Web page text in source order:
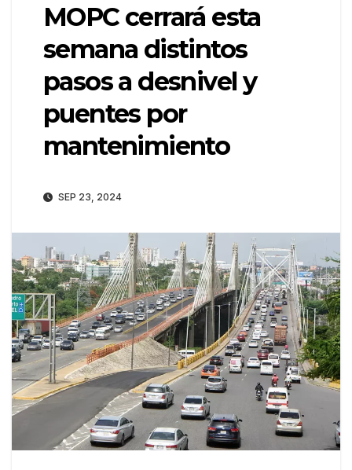
MOPC cerrará esta
semana distintos
pasos a desnivel y
puentes por
mantenimiento
SEP 23, 2024